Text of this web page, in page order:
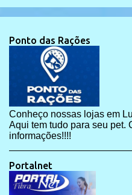
Ponto das Rações
Conheço nossas lojas em
Aqui tem tudo para seu pet.
informações!!!!
Portalnet